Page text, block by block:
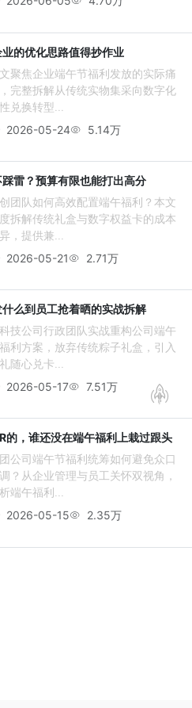
的优化思路值得抄作业
聚焦企业端午节福利发放的实际痛
完整拆解从传统实物集采向数字化
兑换转型...
2026-05-24
5.14万
雷？预算有限也能打出高分
团队如何高效配置端午福利？本文
拆解传统礼盒与数字权益卡的成本
，提供兼...
2026-05-21
2.71万
么到员工抢着晒的实战拆解
技公司行政团队实战重构公司端午
利方案，放弃传统粽子礼盒，引入
随心兑卡...
2026-05-17
7.51万
的，谁还没在端午福利上栽过跟头
公司端午节福利统筹如何避免众口
？从企业管理与员工关怀双视角，
端午福利...
2026-05-15
2.35万